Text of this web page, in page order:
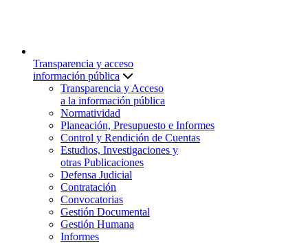
Transparencia y acceso
información pública
Transparencia y Acceso
a la información pública
Normatividad
Planeación, Presupuesto e Informes
Control y Rendición de Cuentas
Estudios, Investigaciones y
otras Publicaciones
Defensa Judicial
Contratación
Convocatorias
Gestión Documental
Gestión Humana
Informes